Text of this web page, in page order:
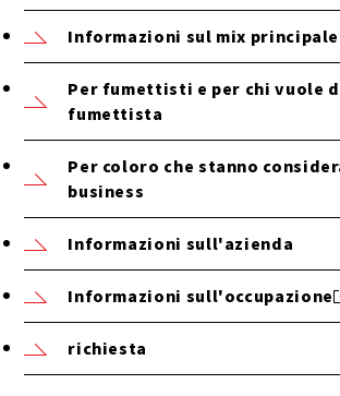
Informazioni sul mix principale
Per fumettisti e per chi vuole
fumettista
Per coloro che stanno
business
Informazioni sull'azienda
Informazioni sull'occupazione
richiesta